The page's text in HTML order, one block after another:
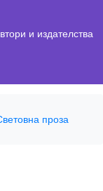
и издателства
проза